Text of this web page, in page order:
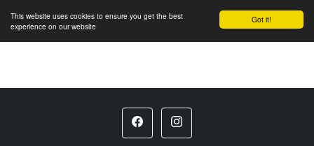
Got it!
This website uses cookies to ensure you get the best
experience on our website